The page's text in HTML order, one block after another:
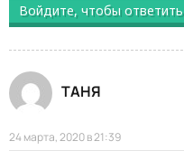
Войдите, чтобы ответить
ТАНЯ
24 марта, 2020 в 21:39